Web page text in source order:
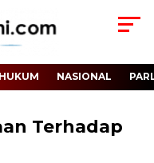
HUKUM NASIONAL
Terhadap